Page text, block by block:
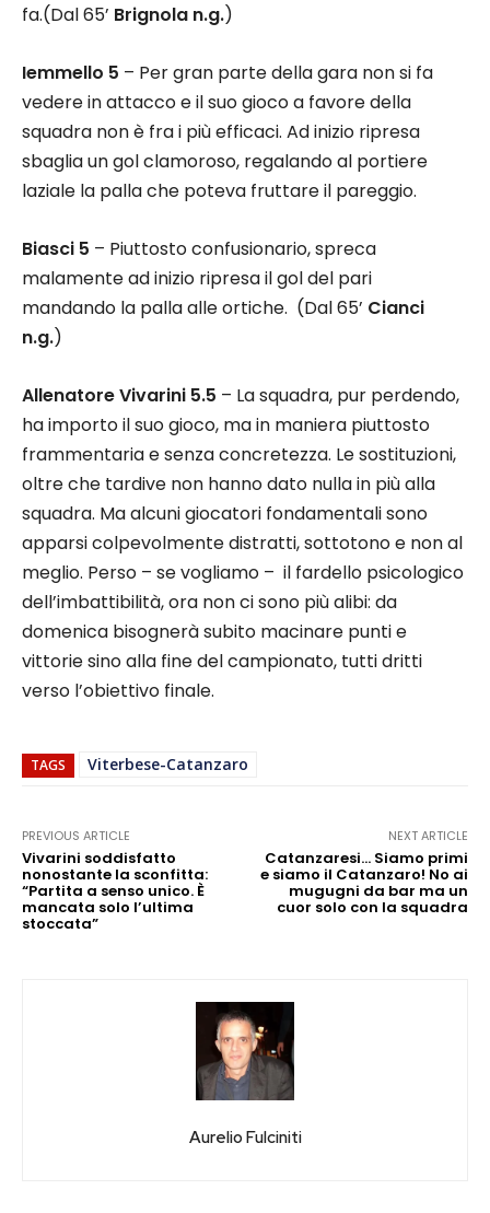
fa.(Dal 65’ Brignola n.g.)
Iemmello 5 – Per gran parte della gara non si fa
vedere in attacco e il suo gioco a favore della
squadra non è fra i più efficaci. Ad inizio ripresa
sbaglia un gol clamoroso, regalando al portiere
laziale la palla che poteva fruttare il pareggio.
Biasci 5 – Piuttosto confusionario, spreca
malamente ad inizio ripresa il gol del pari
mandando la palla alle ortiche. (Dal 65’ Cianci
n.g.)
Allenatore Vivarini 5.5 – La squadra, pur perdendo,
ha importo il suo gioco, ma in maniera piuttosto
frammentaria e senza concretezza. Le sostituzioni,
oltre che tardive non hanno dato nulla in più alla
squadra. Ma alcuni giocatori fondamentali sono
apparsi colpevolmente distratti, sottotono e non al
meglio. Perso – se vogliamo – il fardello psicologico
dell’imbattibilità, ora non ci sono più alibi: da
domenica bisognerà subito macinare punti e
vittorie sino alla fine del campionato, tutti dritti
verso l’obiettivo finale.
TAGS Viterbese-Catanzaro
PREVIOUS ARTICLE
Vivarini soddisfatto
nonostante la sconfitta:
“Partita a senso unico. È
mancata solo l’ultima
stoccata”
NEXT ARTICLE
Catanzaresi… Siamo primi
e siamo il Catanzaro! No ai
mugugni da bar ma un
cuor solo con la squadra
Aurelio Fulciniti